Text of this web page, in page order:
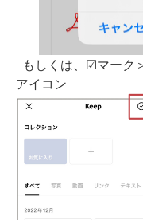
もしくは、☑マーク
アイコン